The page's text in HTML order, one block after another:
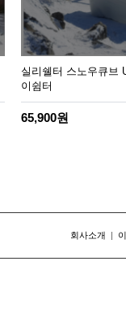
실리쉘터 스노우큐브
이쉼터
65,900원
회사소개 |